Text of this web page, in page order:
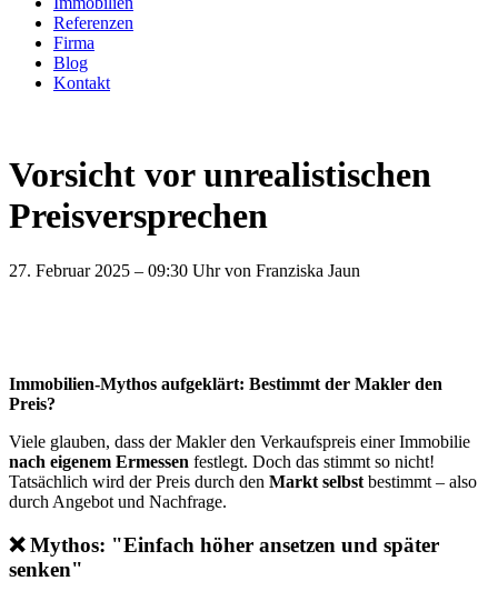
Referenzen
Firma
Blog
Kontakt
Vorsicht vor unrealistischen
Preisversprechen
27. Februar 2025 – 09:30 Uhrvon Franziska Jaun
Immobilien-Mythos aufgeklärt: Bestimmt der Makler den
Preis?
Viele glauben, dass der Makler den Verkaufspreis einer Immobilie
nach eigenem Ermessen festlegt. Doch das stimmt so nicht!
Tatsächlich wird der Preis durch den Markt selbst bestimmt – also
durch Angebot und Nachfrage.
❌Mythos: "Einfach höher ansetzen und später
senken"